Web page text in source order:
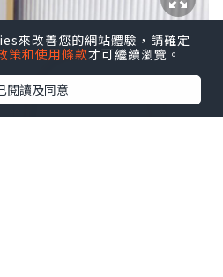
來改善您的網站體驗，請確定
策和使用條款才可繼續瀏覽。
閱讀及同意